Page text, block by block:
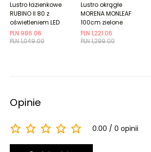
PLN 1,049.00
PLN 986.06
Lustro łazienkowe
RUBINO II 80 z
oświetleniem LED
PLN 1,299.00
PLN 1,221.06
Lustro okrągłe
MORENA MONLEAF
100cm zielone
Opinie
0.00 0 opinii